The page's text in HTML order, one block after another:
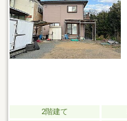
2階建て